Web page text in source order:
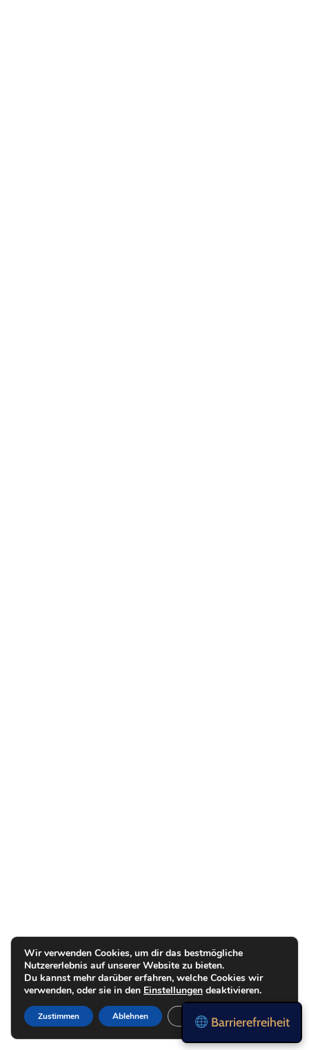
Barrierefreiheit
Wir verwenden Cookies, um dir das bestmögliche
Nutzererlebnis auf unserer Website zu bieten.
Du kannst mehr darüber erfahren, welche Cookies wir
verwenden, oder sie in den Einstellungen deaktivieren.
Zustimmen Ablehnen Einstellungen